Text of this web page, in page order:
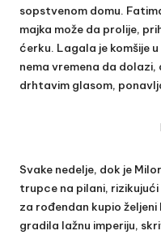
sopstvenom domu.
majka može da prolije,
ćerku. Lagala je komšije
nema vremena da
drhtavim glasom,
Svake nedelje, dok je
trupce na pilani,
za rođendan kupio
gradila lažnu imperiju,